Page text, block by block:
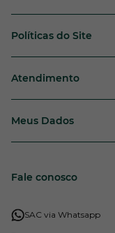
Políticas do Site
Atendimento
Meus Dados
Fale conosco
SAC via Whatsapp